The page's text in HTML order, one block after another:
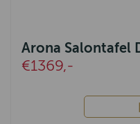
Arona Salontafel
€1369,-